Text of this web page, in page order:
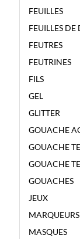
FEUILLES
FEUILLES DE
FEUTRES
FEUTRINES
FILS
GEL
GLITTER
GOUACHE
GOUACHE
GOUACHE
GOUACHES
JEUX
MASQUES
LOISIRS
COUL A
COULEUR
11,93 €